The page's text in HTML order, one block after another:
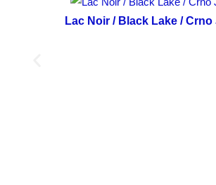
Lac Noir / Black Lake / Crno